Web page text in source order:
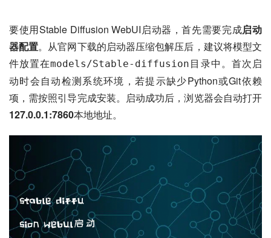
要使用Stable Diffusion WebUI启动器，首先需要完成启动
器配置。从官网下载的启动器压缩包解压后，建议将模型文
件放置在models/Stable-diffusion 目录中。首次启
动时会自动检测系统环境，若提示缺少Python或Git依赖
项，需按照引导完成安装。启动成功后，浏览器会自动打开
127.0.0.1:7860本地地址。